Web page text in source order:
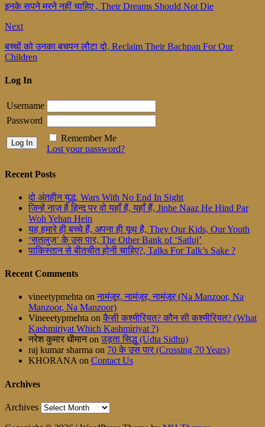
इनके सपने मरने नहीं चाहिए , Their Dreams Should Not Die
Next
बच्चों को उनका बचपन लौटा दो, Reclaim Their Bachpan For Our
Children
Log In
Username
Password
Remember Me
Lost your password?
Recent Posts
दो अंतहीन युद्ध, Wars With No End In Sight
जिन्हें नाज़ है हिन्द पर वो यहाँ हैं, यहाँ हैं, Jinhe Naaz He Hind Par
Woh Yehan Hein
यह हमारे ही बच्चे हैं, अपना ही यूथ है, They Our Kids, Our Youth
‘सतलुज’ के उस पार, The Other Bank of ‘Satluj’
पाकिस्तान से बीतचीत होनी चाहिए?, Talks For Talk’s Sake ?
Recent Comments
vineetypmehta on नामंजूर, नामंजूर, नामंजूर (Na Manzoor, Na
Manzoor, Na Manzoor)
Vineeetypmehta on कैसी कश्मीरियत? कौन सी कश्मीरियत? (What
Kashmiriyat Which Kashmiriyat ?)
नरेश कुमार धीमानon उड़ता सिद्धू (Udta Sidhu)
raj kumar sharma on 70 के उस पार (Crossing 70 Years)
KHORANAon Contact Us
Archives
Archives